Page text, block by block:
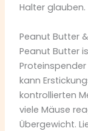
Halter glauben.
Peanut Butter
Peanut Butter
kann
kontrollierten
viele Mäuse
Übergewicht.